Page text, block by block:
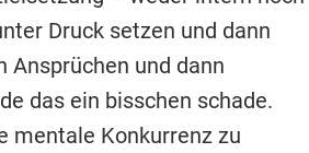
Druck setzen und dann
Ansprüchen und dann
das ein bisschen schade.
mentale Konkurrenz zu